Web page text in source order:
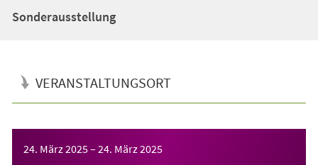
Sonderausstellung
VERANSTALTUNGSORT
24. März 2025– 24. März 2025